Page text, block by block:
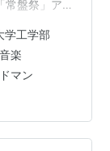
盤祭」アー
ること間違
山口大学
共に：
口大学常盤
学工学部
音楽
マン